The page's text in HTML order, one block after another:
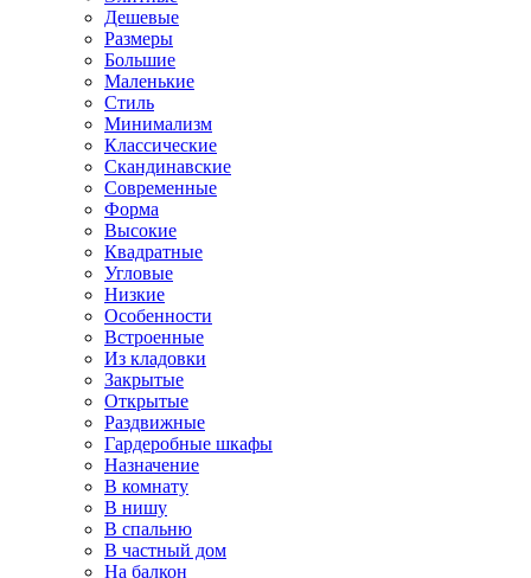
Дешевые
Размеры
Большие
Маленькие
Стиль
Минимализм
Классические
Скандинавские
Современные
Форма
Высокие
Квадратные
Угловые
Низкие
Особенности
Встроенные
Из кладовки
Закрытые
Открытые
Раздвижные
Гардеробные шкафы
Назначение
В комнату
В нишу
В спальню
В частный дом
На балкон